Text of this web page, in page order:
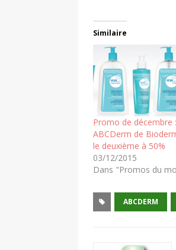
Similaire
Promo de décembre
ABCDerm de
le deuxième à 50%
03/12/2015
Dans "Promos du
ABCDERM